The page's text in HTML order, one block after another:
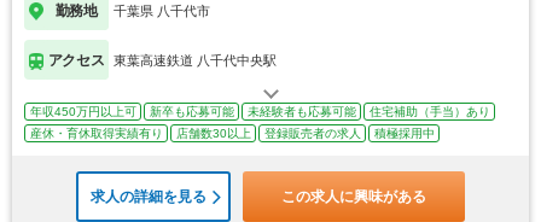
勤務地 千葉県 八千代市
アクセス 東葉高速鉄道 八千代中央駅
年収450万円以上可 新卒も応募可能 未経験者も応募可能
住宅補助（手当）あり
産休・育休取得実績有り
店舗数30以上 登録販売者の求人 積極採用中
求人の詳細を見る この求人に興味がある